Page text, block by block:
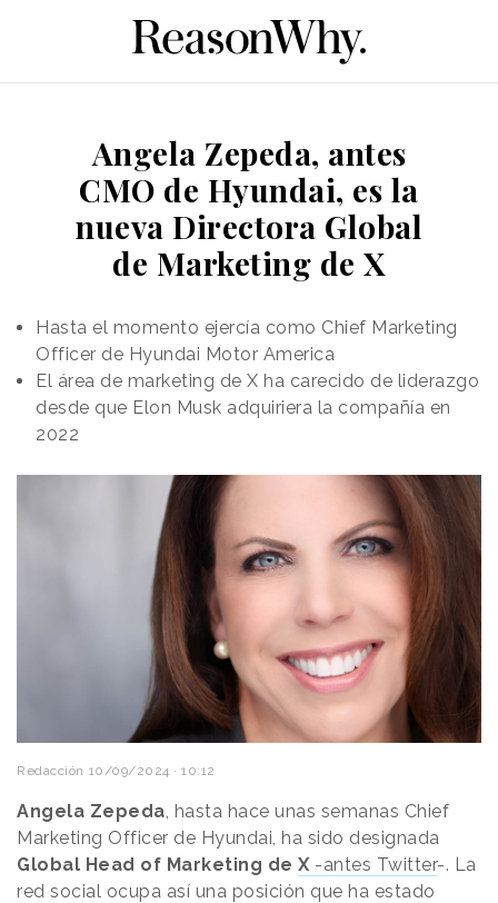
Angela Zepeda, antes
CMO de Hyundai, es la
nueva Directora Global
de Marketing de X
Hasta el momento ejercía como Chief Marketing
Officer de Hyundai Motor America
El área de marketing de X ha carecido de liderazgo
desde que Elon Musk adquiriera la compañía en
2022
Redacción 10/09/2024 · 10:12
Angela Zepeda , hasta hace unas semanas Chief
Marketing Officer de Hyundai, ha sido designada
Global Head of Marketing de X -antes Twitter-. La
red social ocupa así una posición que ha estado